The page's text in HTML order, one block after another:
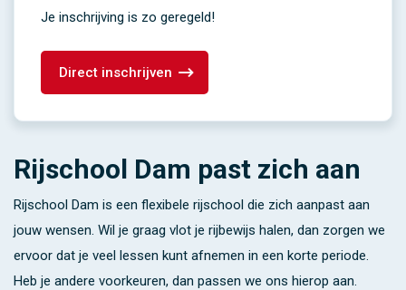
Je inschrijving is zo geregeld!
Direct inschrijven
Rijschool Dam past zich aan
Rijschool Dam is een flexibele rijschool die zich aanpast aan
jouw wensen. Wil je graag vlot je rijbewijs halen, dan zorgen we
ervoor dat je veel lessen kunt afnemen in een korte periode.
Heb je andere voorkeuren, dan passen we ons hierop aan.